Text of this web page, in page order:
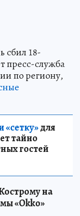
сбил 18-
пресс-служба
по региону,
для
тайно
гостей
на
«Okko»